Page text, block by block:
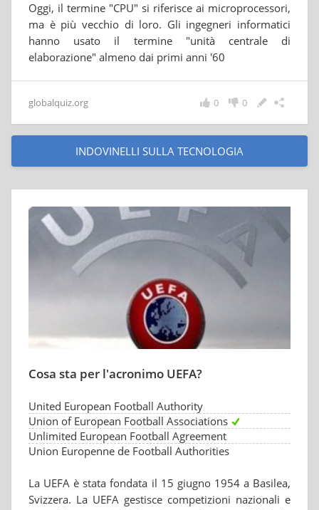
Oggi, il termine "CPU" si riferisce ai microprocessori,
ma è più vecchio di loro. Gli ingegneri informatici
hanno usato il termine "unità centrale di
elaborazione" almeno dai primi anni '60
globalquiz.org 0
0
INDOVINELLI SULLA TECNOLOGIA
Cosa sta per l'acronimo UEFA?
United European Football Authority
Union of European Football Associations
Unlimited European Football Agreement
Union Europenne de Football Authorities
La UEFA è stata fondata il 15 giugno 1954 a Basilea,
Svizzera. La UEFA gestisce competizioni nazionali e